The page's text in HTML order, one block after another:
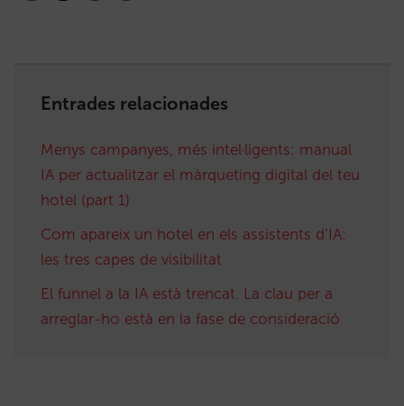
Entrades relacionades
Menys campanyes, més intel·ligents: manual
IA per actualitzar el màrqueting digital del teu
hotel (part 1)
Com apareix un hotel en els assistents d’IA:
les tres capes de visibilitat
El funnel a la IA està trencat. La clau per a
arreglar-ho està en la fase de consideració